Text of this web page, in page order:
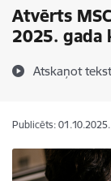
Atvērts
2025. gada
Atskaņot
Publicēts: 01.10.2025.